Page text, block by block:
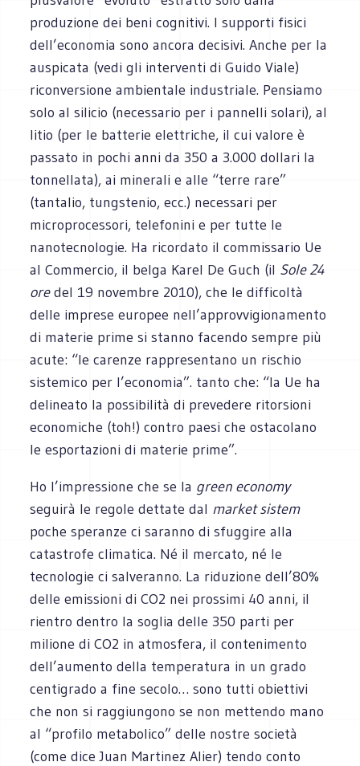
produzione dei beni cognitivi. I supporti fisici
dell’economia sono ancora decisivi. Anche per la
auspicata (vedi gli interventi di Guido Viale)
riconversione ambientale industriale. Pensiamo
solo al silicio (necessario per i pannelli solari), al
litio (per le batterie elettriche, il cui valore è
passato in pochi anni da 350 a 3.000 dollari la
tonnellata), ai minerali e alle “terre rare”
(tantalio, tungstenio, ecc.) necessari per
microprocessori, telefonini e per tutte le
nanotecnologie. Ha ricordato il commissario Ue
al Commercio, il belga Karel De Guch (il Sole 24
oredel 19 novembre 2010), che le difficoltà
delle imprese europee nell’approvvigionamento
di materie prime si stanno facendo sempre più
acute: “le carenze rappresentano un rischio
sistemico per l’economia”. tanto che: “la Ue ha
delineato la possibilità di prevedere ritorsioni
economiche (toh!) contro paesi che ostacolano
le esportazioni di materie prime”.
Ho l’impressione che se la green economy
seguirà le regole dettate dal market sistem
poche speranze ci saranno di sfuggire alla
catastrofe climatica. Né il mercato, né le
tecnologie ci salveranno. La riduzione dell’80%
delle emissioni di CO2 nei prossimi 40 anni, il
rientro dentro la soglia delle 350 parti per
milione di CO2 in atmosfera, il contenimento
dell’aumento della temperatura in un grado
centigrado a fine secolo… sono tutti obiettivi
che non si raggiungono se non mettendo mano
al “profilo metabolico” delle nostre società
(come dice Juan Martinez Alier) tendo conto